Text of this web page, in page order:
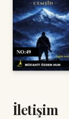
İletişim